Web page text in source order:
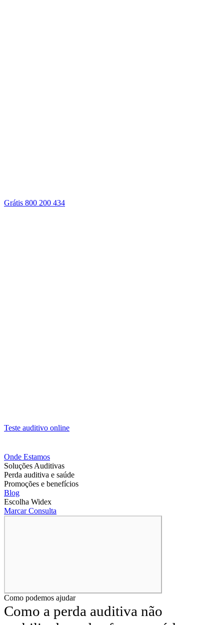
Grátis 800 200 434
Teste auditivo online
Onde Estamos
Soluções Auditivas
Perda auditiva e saúde
Promoções e benefícios
Blog
Escolha Widex
Marcar Consulta
Como podemos ajudar
Como a perda auditiva não